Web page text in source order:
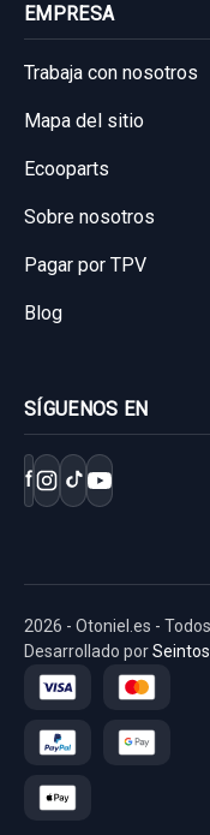
EMPRESA
Trabaja con nosotros
Mapa del sitio
Ecooparts
Sobre nosotros
Pagar por TPV
Blog
SÍGUENOS EN
f
2026 - Otoniel.es -
Desarrollado por